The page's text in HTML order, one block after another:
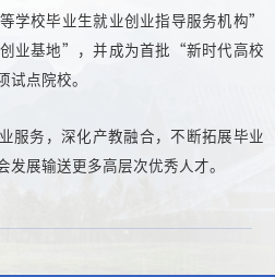
校毕业生就业创业指导服务机构”
业基地”，并成为首批“新时代高校
点院校。
服务，深化产教融合，不断拓展毕业
发展输送更多高层次优秀人才。